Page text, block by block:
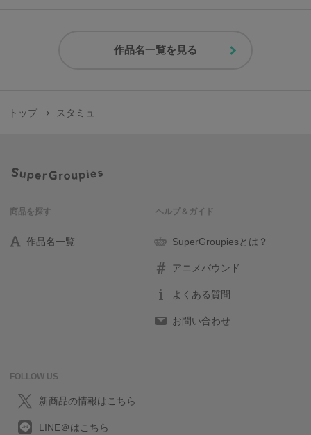
作品名一覧を見る
トップ スタミュ
商品を探す
作品名一覧
ヘルプ＆ガイド
SuperGroupiesとは？
アニメバウンド
よくある質問
お問い合わせ
FOLLOW US
新商品の情報はこちら
LINE＠はこちら